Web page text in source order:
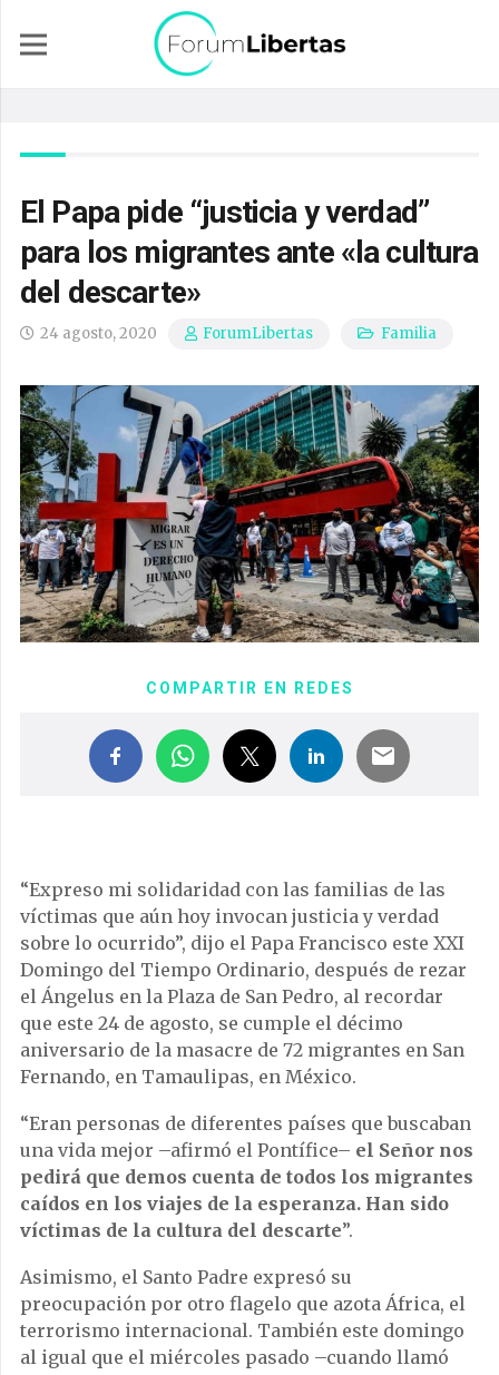
El Papa pide “justicia y verdad”
para los migrantes ante «la cultura
del descarte»
24 agosto, 2020 ForumLibertas Familia
COMPARTIR EN REDES
“Expreso mi solidaridad con las familias de las
víctimas que aún hoy invocan justicia y verdad
sobre lo ocurrido”, dijo el Papa Francisco este XXI
Domingo del Tiempo Ordinario, después de rezar
el Ángelus en la Plaza de San Pedro, al recordar
que este 24 de agosto, se cumple el décimo
aniversario de la masacre de 72 migrantes en San
Fernando, en Tamaulipas, en México.
“Eran personas de diferentes países que buscaban
una vida mejor –afirmó el Pontífice– el Señor nos
pedirá que demos cuenta de todos los migrantes
caídos en los viajes de la esperanza. Han sido
víctimas de la cultura del descarte”.
Asimismo, el Santo Padre expresó su
preocupación por otro flagelo que azota África, el
terrorismo internacional. También este domingo
al igual que el miércoles pasado –cuando llamó